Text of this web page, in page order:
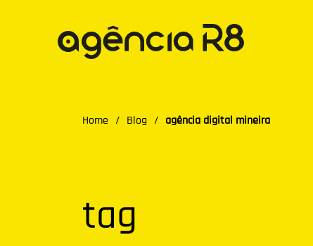
Home / Blog / agência digital mineira
tag